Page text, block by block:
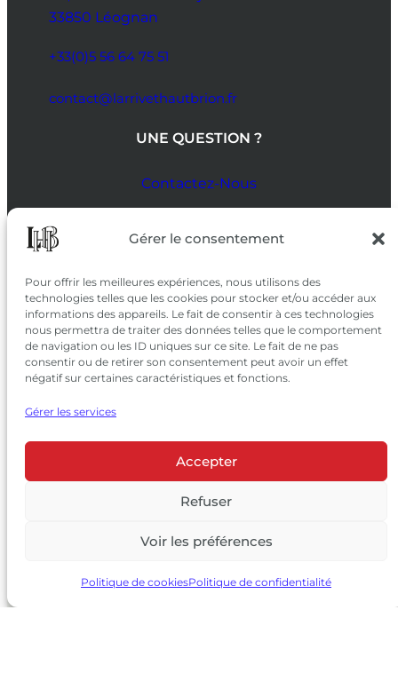
Gérer le consentement
Pour offrir les meilleures expériences, nous utilisons des
technologies telles que les cookies pour stocker et/ou accéder aux
informations des appareils. Le fait de consentir à ces technologies
nous permettra de traiter des données telles que le comportement
de navigation ou les ID uniques sur ce site. Le fait de ne pas
consentir ou de retirer son consentement peut avoir un effet
négatif sur certaines caractéristiques et fonctions.
Gérer les services
Accepter
Refuser
Voir les préférences
Politique de cookiesPolitique de confidentialité
33850 Léognan
+33(0)5 56 64 75 51
contact@larrivethautbrion.fr
UNE QUESTION ?
Contactez-Nous
SUIVEZ-NOUS
SUR LES RÉSEAUX
© 2026 Château Larrivet Haut-Brion |
Mentions légales|Politique de confidentialité
|CGV
L’ABUS D’ALCOOL EST DANGEREUX POUR LA SANTÉ, À